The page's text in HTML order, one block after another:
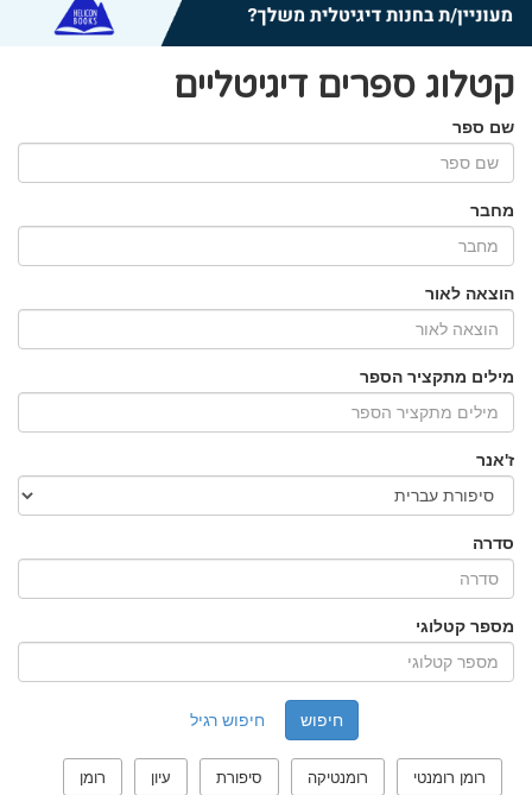
קטלוג ספרים דיגיטליים
שם ספר
מחבר
הוצאה לאור
מילים מתקציר הספר
ז'אנר
סדרה
מספר קטלוגי
חיפוש רגיל
רומן רומנטי רומנטיקה סיפורת עיון רומן